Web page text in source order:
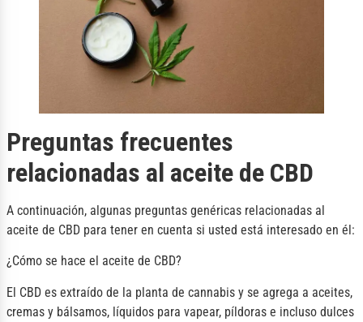
Preguntas frecuentes
relacionadas al aceite de CBD
A continuación, algunas preguntas genéricas relacionadas al
aceite de CBD para tener en cuenta si usted está interesado en él:
¿Cómo se hace el aceite de CBD?
El CBD es extraído de la planta de cannabis y se agrega a aceites,
cremas y bálsamos, líquidos para vapear, píldoras e incluso dulces